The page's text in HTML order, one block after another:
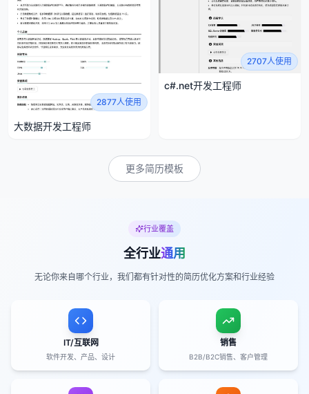
2877人使用
大数据开发工程师
2707人使用
c#.net开发工程师
更多简历模板
行业覆盖
全行业通用
无论你来自哪个行业，我们都有针对性的简历优化方案和行业经验
IT/互联网
软件开发、产品、设计
销售
B2B/B2C销售、客户管理